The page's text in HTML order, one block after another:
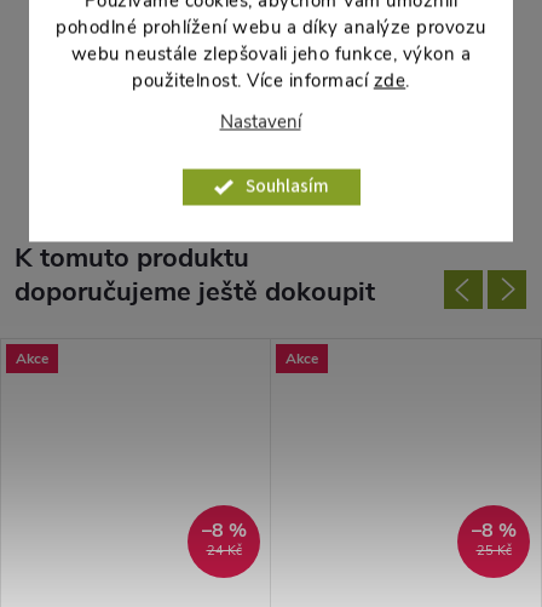
pohodlné prohlížení webu a díky analýze provozu
webu neustále zlepšovali jeho funkce, výkon a
použitelnost. Více informací zde.
Nastavení
Souhlasím
dodat vaši preferovanou barvu kterou lze napsat do
poznámky k nákupu v sekci "Doprava a platba" při
dokončování obědnávky.
K tomuto produktu
doporučujeme ještě dokoupit
Akce
24 Kč
–8 %
Akce
25 Kč
–8 %